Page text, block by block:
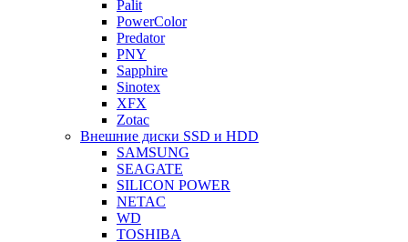
Palit
PowerColor
Predator
PNY
Sapphire
Sinotex
XFX
Zotac
Внешние диски SSD и HDD
SAMSUNG
SEAGATE
SILICON POWER
NETAC
WD
TOSHIBA